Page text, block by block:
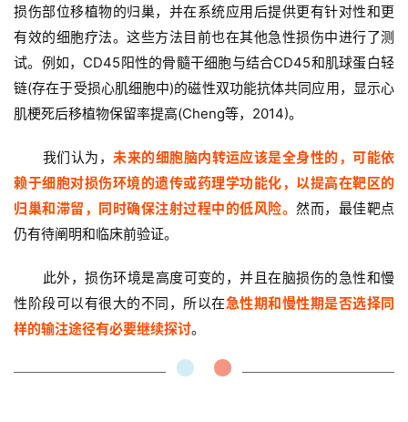
损伤部位移植物的归巢，并在系统应用后提供更有针对性和更
有效的细胞疗法。这些方法目前也在其他急性损伤中进行了测
试。例如，CD45阳性的骨髓干细胞与结合CD45和肌球蛋白轻
链(存在于受损心肌细胞中)的磁性双功能抗体共同应用，显示心
肌梗死后移植物保留率提高(Cheng等，2014)。
我们认为，未来的细胞脑内转运应该是全身性的，可能依
赖于细胞对损伤环境的遗传或药理学功能化，以提高在靶区的
归巢和滞留，同时确保注射过程中的低风险。 然而，最佳靶点
仍有待阐明和临床前验证。
此外，损伤环境是高度可变的，并且在脑损伤的急性和慢
性阶段可以有很大的不同，所以在急性期和慢性期是否选择同
样的输注途径有必要继续探讨。